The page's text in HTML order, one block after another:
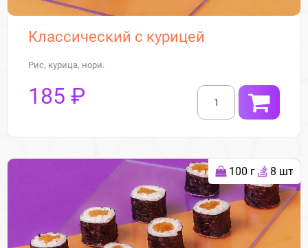
Классический с курицей
Рис, курица, нори.
185 ₽
100 г 8 шт